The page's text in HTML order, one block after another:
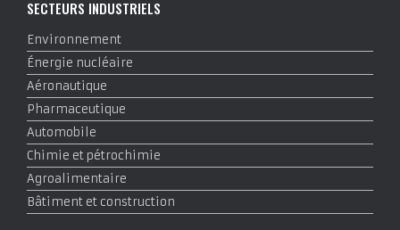
SECTEURS INDUSTRIELS
Environnement
Énergie nucléaire
Aéronautique
Pharmaceutique
Automobile
Chimie et pétrochimie
Agroalimentaire
Bâtiment et construction